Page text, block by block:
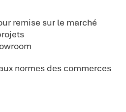
remise sur le marché
normes des commerces